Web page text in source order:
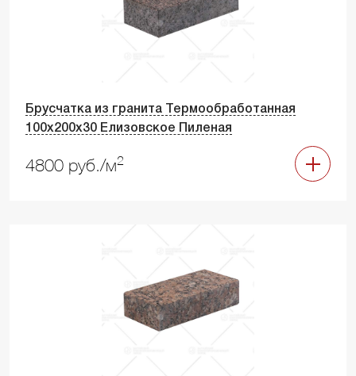
Брусчатка из гранита Термообработанная
100х200х30 Елизовское Пиленая
4800 руб./м2